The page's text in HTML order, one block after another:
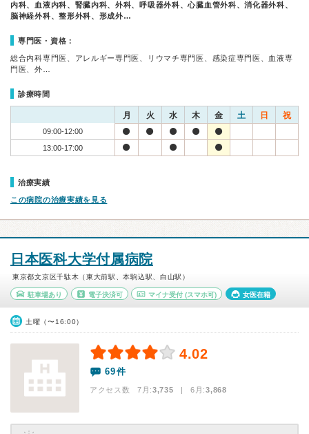
内科、血液内科、腎臓内科、外科、呼吸器外科、心臓血管外科、消化器外科、
脳神経外科、整形外科、形成外…
専門医・資格：
総合内科専門医、アレルギー専門医、リウマチ専門医、感染症専門医、血液専
門医、外…
診療時間
月 火 水 木 金 土 日 祝
09:00-12:00
13:00-17:00
治療実績
この病院の治療実績を見る
日本医科大学付属病院
東京都文京区千駄木（東大前駅、本駒込駅、白山駅）
駐車場あり 電子決済可 マイナ受付 (スマホ可) 女医在籍
土曜（〜16:00）
4.02
69件
アクセス数 7月:3,735 | 6月:3,868